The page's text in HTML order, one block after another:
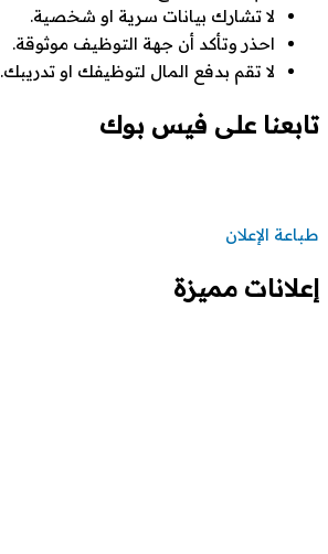
لا تشارك بيانات سرية او شخصية.
احذر وتأكد أن جهة التوظيف موثوقة.
لا تقم بدفع المال لتوظيفك او تدريبك.
تابعنا على فيس بوك
طباعة الإعلان
إعلانات مميزة